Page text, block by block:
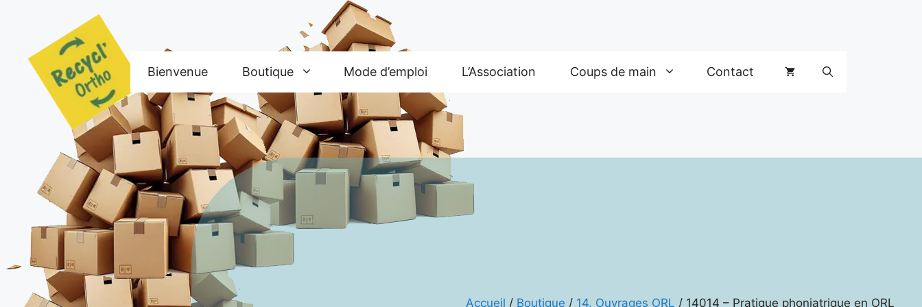
Bienvenue Boutique Mode d’emploi L’Association Coups de main Contact
Accueil / Boutique / 14. Ouvrages ORL / 14014 – Pratique phoniatrique en ORL